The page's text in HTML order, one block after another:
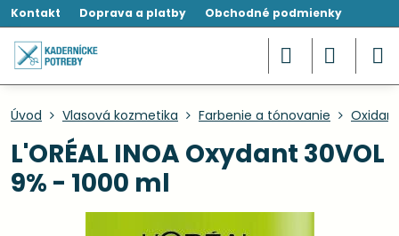
Kontakt Doprava a platby Obchodné podmienky
Úvod Vlasová kozmetika Farbenie a tónovanie
L'ORÉAL INOA Oxydant 30VOL
9% - 1000 ml